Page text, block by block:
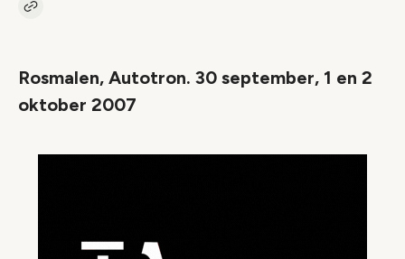
Kopieer link naar artikel
Rosmalen, Autotron. 30 september, 1 en 2
oktober 2007